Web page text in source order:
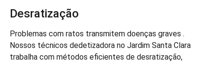
Desratização
Problemas com ratos transmitem doenças graves .
Nossos técnicos dedetizadora no Jardim Santa Clara
trabalha com métodos eficientes de desratização,